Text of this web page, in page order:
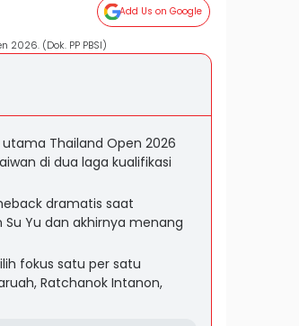
Add Us on Google
(Dok. PP PBSI)
Thailand Open 2026
di dua laga kualifikasi
dramatis saat
Yu dan akhirnya menang
fokus satu per satu
Ratchanok Intanon,